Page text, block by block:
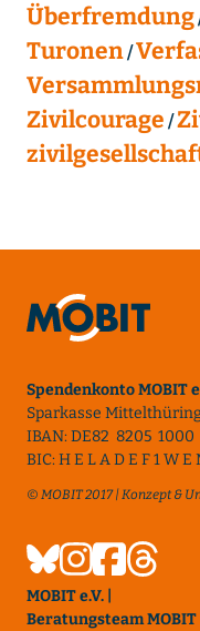
Überfremdung
Turonen
Zivilcourage
Spendenkonto MOBIT
Sparkasse
IBAN: DE82 8205
BIC: H E L A D E F 1 W E
© MOBIT 2017 | Konzept &
MOBIT e.V. |
Beratungsteam MOBIT